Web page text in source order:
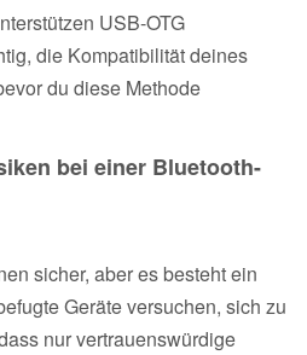
USB-OTG
die Kompatibilität deines
du diese Methode
bei einer Bluetooth-
sicher, aber es besteht ein
Geräte versuchen, sich zu
nur vertrauenswürdige